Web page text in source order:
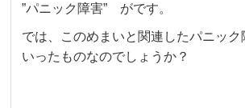
”パニック障害” がです。
では、このめまいと関連したパニック
いったものなのでしょうか？